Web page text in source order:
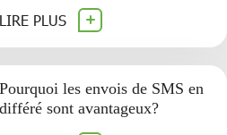
LIRE PLUS
Pourquoi les envois de SMS en
différé sont avantageux?